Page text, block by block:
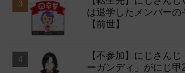
は退学したメンバーの
【前世】
【不参加】にじさん
ーガンディ」がにじ甲